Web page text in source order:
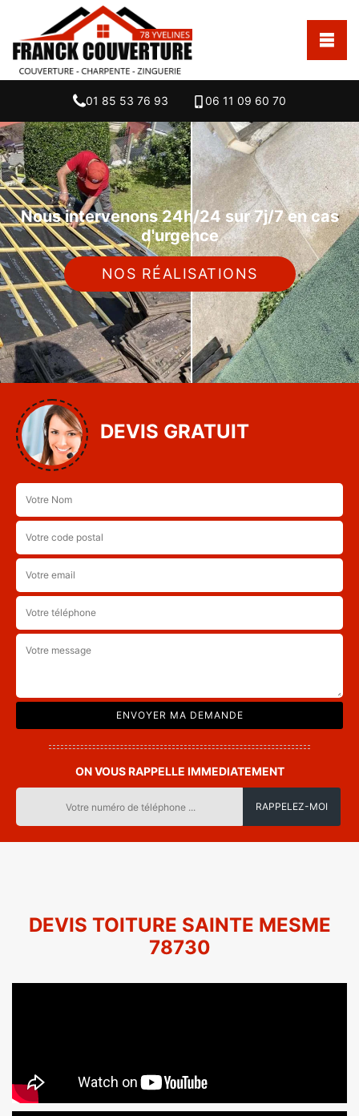
01 85 53 76 93 06 11 09 60 70
Nous intervenons 24h/24 sur 7j/7 en cas
d'urgence
NOS RÉALISATIONS
DEVIS GRATUIT
ON VOUS RAPPELLE IMMEDIATEMENT
DEVIS TOITURE SAINTE MESME
78730